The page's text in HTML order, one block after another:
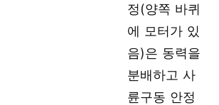
정(양쪽 바퀴
에 모터가 있
음)은 동력을
분배하고 사
륜구동 안정